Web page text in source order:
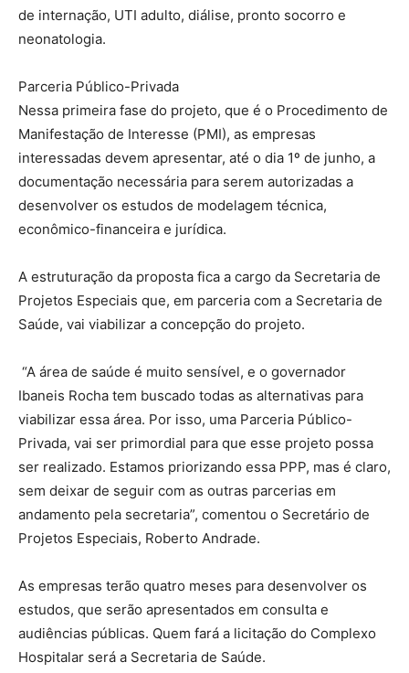
de internação, UTI adulto, diálise, pronto socorro e
neonatologia.
Parceria Público-Privada
Nessa primeira fase do projeto, que é o Procedimento de
Manifestação de Interesse (PMI), as empresas
interessadas devem apresentar, até o dia 1º de junho, a
documentação necessária para serem autorizadas a
desenvolver os estudos de modelagem técnica,
econômico-financeira e jurídica.
A estruturação da proposta fica a cargo da Secretaria de
Projetos Especiais que, em parceria com a Secretaria de
Saúde, vai viabilizar a concepção do projeto.
“A área de saúde é muito sensível, e o governador
Ibaneis Rocha tem buscado todas as alternativas para
viabilizar essa área. Por isso, uma Parceria Público-
Privada, vai ser primordial para que esse projeto possa
ser realizado. Estamos priorizando essa PPP, mas é claro,
sem deixar de seguir com as outras parcerias em
andamento pela secretaria”, comentou o Secretário de
Projetos Especiais, Roberto Andrade.
As empresas terão quatro meses para desenvolver os
estudos, que serão apresentados em consulta e
audiências públicas. Quem fará a licitação do Complexo
Hospitalar será a Secretaria de Saúde.